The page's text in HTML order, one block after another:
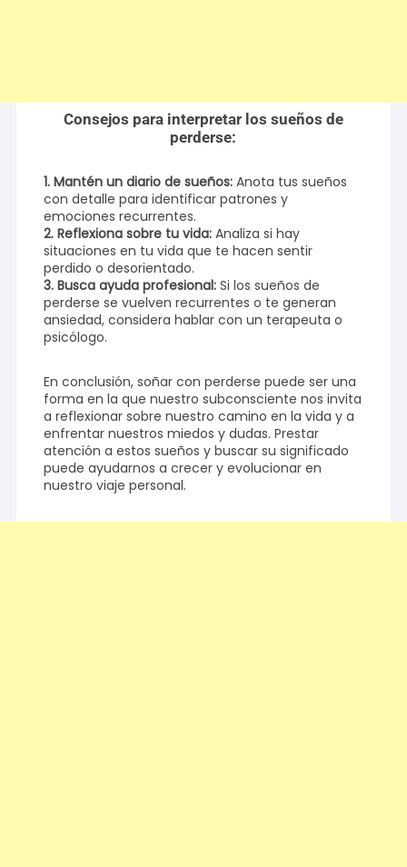
Consejos para interpretar los sueños de
perderse:
1. Mantén un diario de sueños: Anota tus sueños
con detalle para identificar patrones y
emociones recurrentes.
2. Reflexiona sobre tu vida: Analiza si hay
situaciones en tu vida que te hacen sentir
perdido o desorientado.
3. Busca ayuda profesional: Si los sueños de
perderse se vuelven recurrentes o te generan
ansiedad, considera hablar con un terapeuta o
psicólogo.
En conclusión, soñar con perderse puede ser una
forma en la que nuestro subconsciente nos invita
a reflexionar sobre nuestro camino en la vida y a
enfrentar nuestros miedos y dudas. Prestar
atención a estos sueños y buscar su significado
puede ayudarnos a crecer y evolucionar en
nuestro viaje personal.